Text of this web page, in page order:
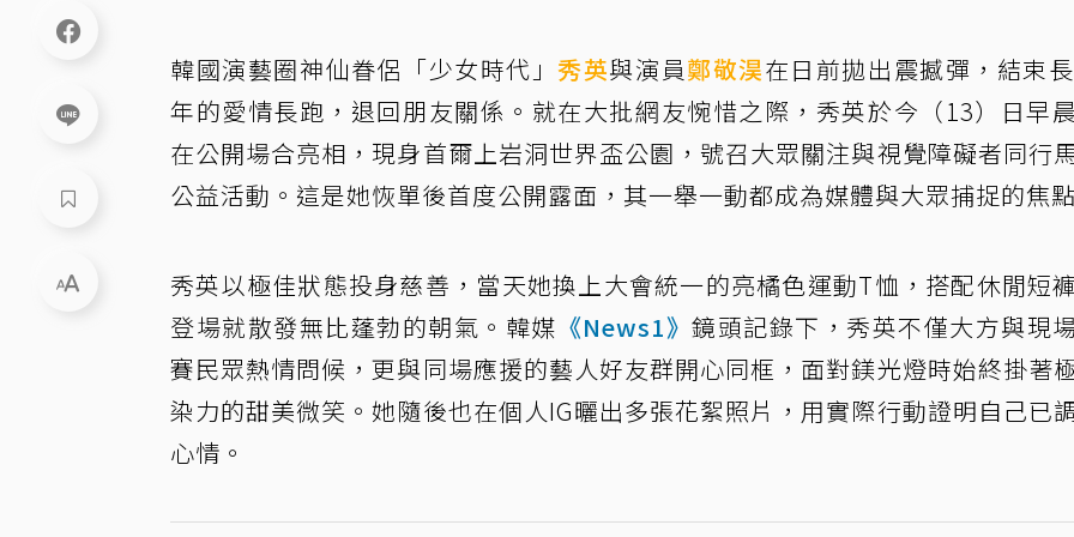
韓國演藝圈神仙眷侶「少女時代」秀英與演員鄭敬淏在日前拋出震撼彈，結束
年的愛情長跑，退回朋友關係。就在大批網友惋惜之際，秀英於今（13）日早
在公開場合亮相，現身首爾上岩洞世界盃公園，號召大眾關注與視覺障礙者同行
公益活動。這是她恢單後首度公開露面，其一舉一動都成為媒體與大眾捕捉的焦
秀英以極佳狀態投身慈善，當天她換上大會統一的亮橘色運動T恤，搭配休閒短
登場就散發無比蓬勃的朝氣。韓媒 《News1》 鏡頭記錄下，秀英不僅大方與現
賽民眾熱情問候，更與同場應援的藝人好友群開心同框，面對鎂光燈時始終掛著
染力的甜美微笑。她隨後也在個人IG曬出多張花絮照片，用實際行動證明自己已
心情。